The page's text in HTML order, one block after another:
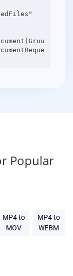
Popular
MP4 to
MOV
MP4 to
WEBM